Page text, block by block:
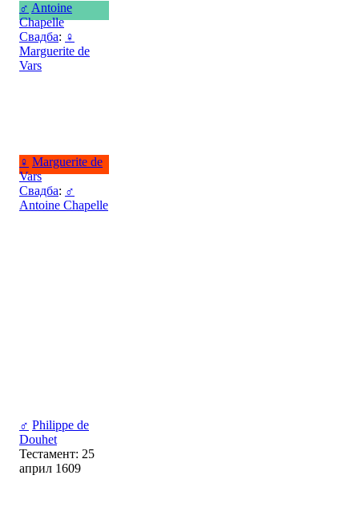
♂ Antoine
Chapelle
Свадба: ♀
Marguerite de
Vars
♀ Marguerite de
Vars
Свадба: ♂
Antoine Chapelle
♂ Philippe de
Douhet
Тестамент: 25
април 1609